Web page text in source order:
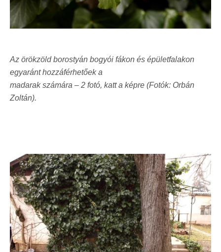
Az örökzöld borostyán bogyói fákon és épületfalakon
egyaránt hozzáférhetőek a
madarak számára – 2 fotó, katt a képre (Fotók: Orbán
Zoltán).